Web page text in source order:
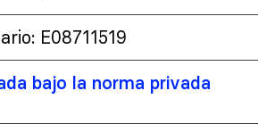
E08711519
bajo la norma privada